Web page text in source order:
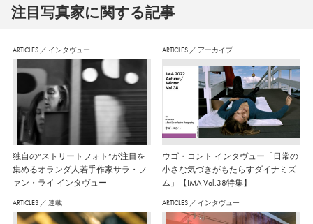
注⽬写真家に関する記事
ARTICLES ／ インタヴュー
独自の“ストリートフォト”が注目を
集めるオランダ人若手作家サラ・フ
ァン・ライ インタヴュー
ARTICLES ／ アーカイブ
ウゴ・コント インタヴュー「日常の
小さな気づきがもたらすダイナミズ
ム」【IMA Vol.38特集】
ARTICLES ／ 連載 ARTICLES ／ インタヴュー